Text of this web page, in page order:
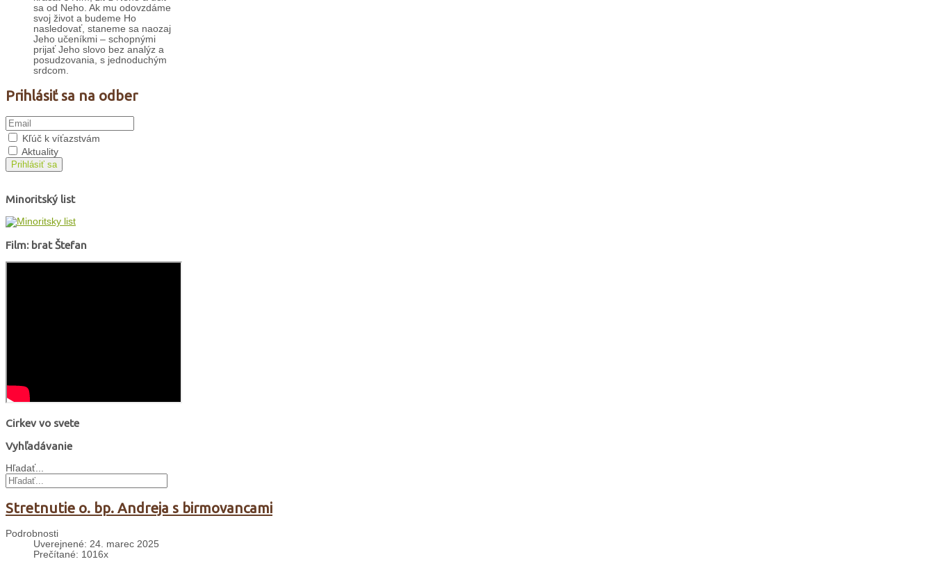
sa od Neho. Ak mu odovzdáme
svoj život a budeme Ho
nasledovať, staneme sa naozaj
Jeho učeníkmi – schopnými
prijať Jeho slovo bez analýz a
posudzovania, s jednoduchým
srdcom.
Prihlásiť sa na odber
Kľúč k víťazstvám
Aktuality
Prihlásiť sa
Minoritský list
Film: brat Štefan
Cirkev vo svete
Vyhľadávanie
Hľadať...
Stretnutie o. bp. Andreja s birmovancami
Podrobnosti
Uverejnené: 24. marec 2025
Prečítané: 1016x